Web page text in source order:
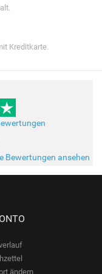
Kreditkarte.
Bewertungen ansehen
ändern